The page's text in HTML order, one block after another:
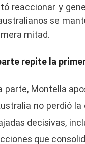
reaccionar y
se
mitad.
repite la
parte, Montella
no perdió
decisivas,
que